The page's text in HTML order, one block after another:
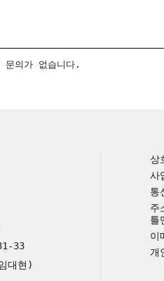
문의가 없습니다.
33
대현)
상
사
통
주
틀
이
개